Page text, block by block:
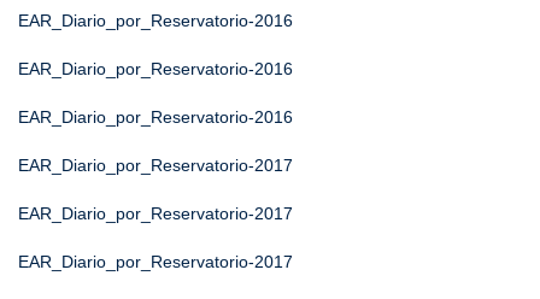
EAR_Diario_por_Reservatorio-2016
EAR_Diario_por_Reservatorio-2016
EAR_Diario_por_Reservatorio-2016
EAR_Diario_por_Reservatorio-2017
EAR_Diario_por_Reservatorio-2017
EAR_Diario_por_Reservatorio-2017